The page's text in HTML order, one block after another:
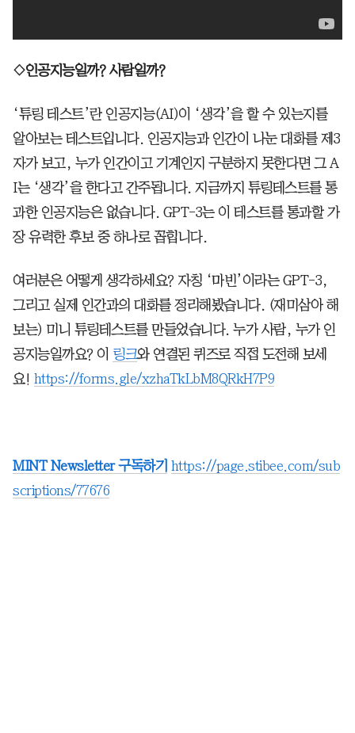
◇인공지능일까? 사람일까?
‘튜링 테스트’란 인공지능(AI)이 ‘생각’을 할 수 있는지를
알아보는 테스트입니다. 인공지능과 인간이 나눈 대화를 제3
자가 보고, 누가 인간이고 기계인지 구분하지 못한다면 그 A
I는 ‘생각’을 한다고 간주됩니다. 지금까지 튜링테스트를 통
과한 인공지능은 없습니다. GPT-3는 이 테스트를 통과할 가
장 유력한 후보 중 하나로 꼽힙니다.
여러분은 어떻게 생각하세요? 자칭 ‘마빈’이라는 GPT-3,
그리고 실제 인간과의 대화를 정리해봤습니다. (재미삼아 해
보는) 미니 튜링테스트를 만들었습니다. 누가 사람, 누가 인
공지능일까요? 이 링크와 연결된 퀴즈로 직접 도전해 보세
요! https://forms.gle/xzhaTkLbM8QRkH7P9
MINT Newsletter 구독하기 https://page.stibee.com/sub
scriptions/77676